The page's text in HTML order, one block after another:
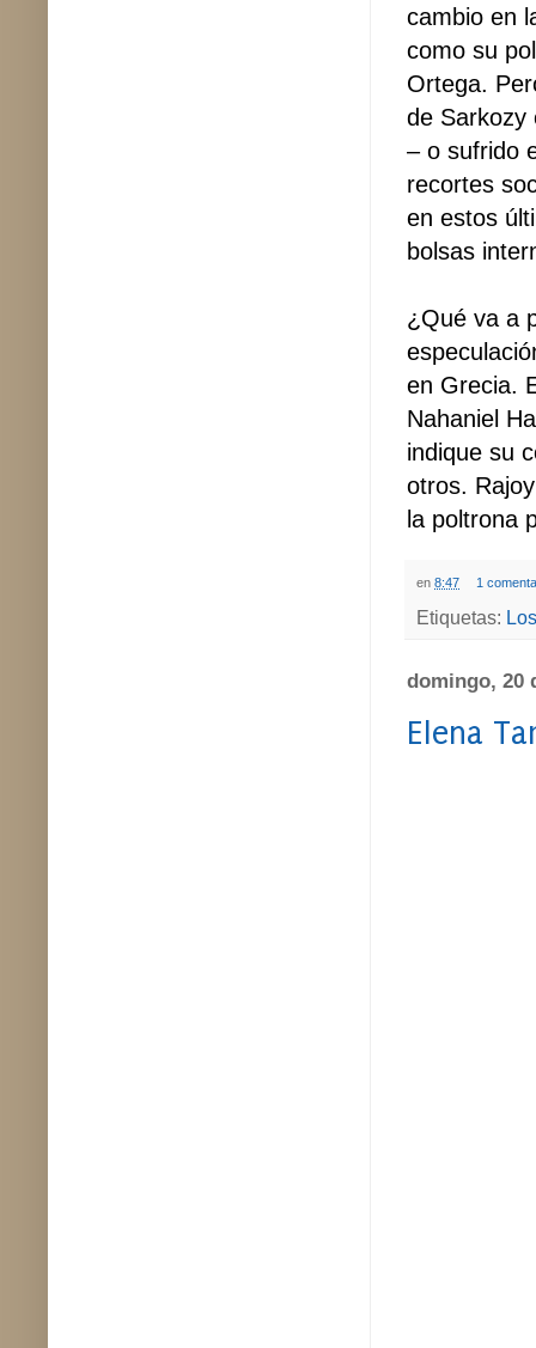
cambio en
como su
Ortega.
de Sarkozy
– o sufrido
recortes
en estos
bolsas
¿Qué va a
en Grecia.
Nahaniel
indique su
otros.
la poltrona
en 8:47 1
Etiquetas:
domingo, 20
Elena